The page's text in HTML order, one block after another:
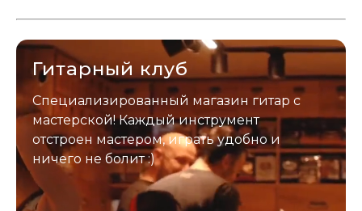
застрахован. Случись что -
Гитарный клуб
Специализированный магазин гитар с
мастерской! Каждый инструмент
отстроен мастером, играть удобно и
ничего не болит :)